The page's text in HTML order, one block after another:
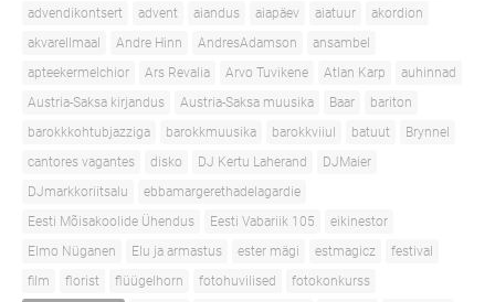
advendikontsert
advent aiandus aiapäev aiatuur
akordion
akvarellmaal
Andre Hinn AndresAdamson
ansambel
apteekermelchior
Ars Revalia Arvo Tuvikene Atlan Karp
auhinnad
Austria-Saksa kirjandus
Austria-Saksa muusika Baar
bariton
barokkkohtubjazziga
barokkmuusika barokkviiul batuut
Brynnel
cantores vagantes
disko DJ Kertu Laherand
DJMaier
DJmarkkoriitsalu
ebbamargerethadelagardie
Eesti Mõisakoolide Ühendus
Eesti Vabariik 105
eikinestor
Elmo Nüganen
Elu ja armastus ester mägi estmagicz
festival
film
florist flüügelhorn fotohuvilised
fotokonkurss